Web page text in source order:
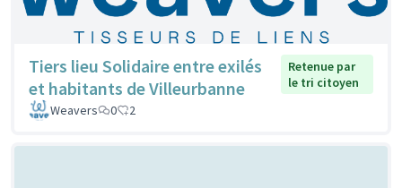
Tiers lieu Solidaire entre exilés
et habitants de Villeurbanne
Retenue par
le tri citoyen
Weavers
0 2